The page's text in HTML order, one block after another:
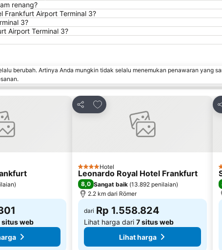
renang?
Frankfurt Airport Terminal 3?
3?
Airport Terminal 3?
berubah. Artinya Anda mungkin tidak selalu menemukan penawaran yang
favorit
)
situs web
Bagikan
Tambahkan ke favorit
4 Bintang
Hotel
Leonardo Royal Hotel Frankfurt
8,0 Sangat baik (13.892 penilaian)
2.2 km dari Römer
dari Rp 1.558.824
Lihat harga dari 7 situs web
Lihat harga